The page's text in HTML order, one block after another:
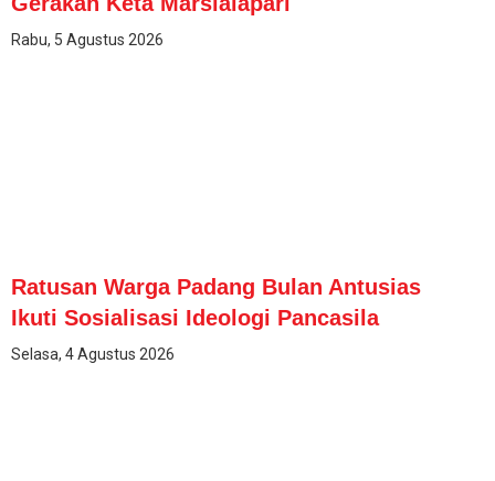
Rabu, 5 Agustus 2026
Ratusan Warga Padang Bulan Antusias
Ikuti Sosialisasi Ideologi Pancasila
Selasa, 4 Agustus 2026